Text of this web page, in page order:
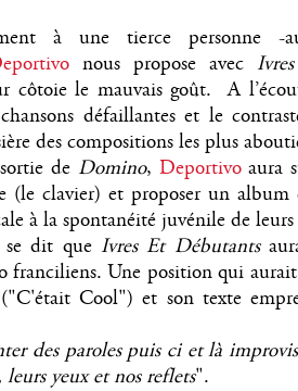
à une tierce personne -
nous propose avec
côtoie le mauvais goût. A
défaillantes et le
des compositions les plus
de Domino, Deportivoaura
(le clavier) et proposer un
à la spontanéité juvénile de leurs
se dit que Ivres Et Débutants
Une position qui
Cool") et son texte
des paroles puis ci et là
yeux et nos reflets".